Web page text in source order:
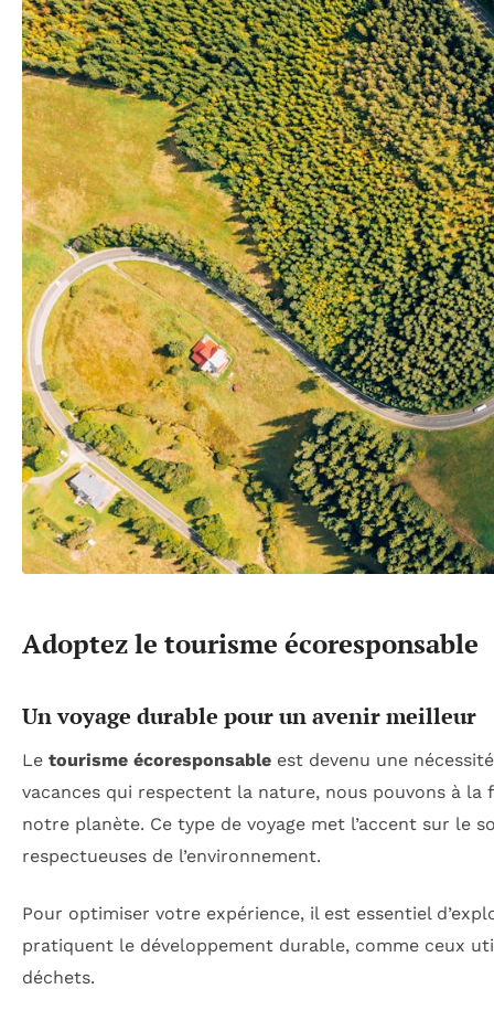
Adoptez le tourisme écoresponsable
Un voyage durable pour un avenir meilleur
Le tourisme écoresponsable est devenu une
vacances qui respectent la nature, nous pouvons à
notre planète. Ce type de voyage met l’accent sur le
respectueuses de l’environnement.
Pour optimiser votre expérience, il est essentiel
pratiquent le développement durable, comme ceux
déchets.